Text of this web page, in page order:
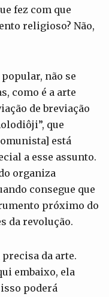
fez com que
religioso? Não,
não se
como é a arte
de breviação
que
está
a esse assunto.
organiza
consegue que
próximo do
da revolução.
da arte.
embaixo, ela
poderá